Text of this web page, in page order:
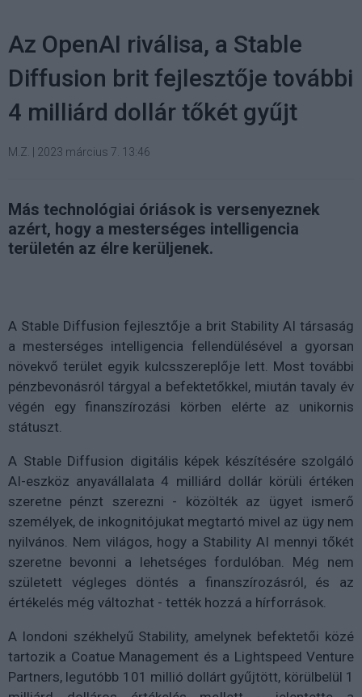
Az OpenAI riválisa, a Stable
Diffusion brit fejlesztője további
4 milliárd dollár tőkét gyűjt
M.Z. 2023 március 7. 13:46
Más technológiai óriások is versenyeznek
azért, hogy a mesterséges intelligencia
területén az élre kerüljenek.
A Stable Diffusion fejlesztője a brit Stability AI társaság
a mesterséges intelligencia fellendülésével a gyorsan
növekvő terület egyik kulcsszereplője lett. Most további
pénzbevonásról tárgyal a befektetőkkel, miután tavaly év
végén egy finanszírozási körben elérte az unikornis
státuszt.
A Stable Diffusion digitális képek készítésére szolgáló
AI-eszköz anyavállalata 4 milliárd dollár körüli értéken
szeretne pénzt szerezni - közölték az ügyet ismerő
személyek, de inkognitójukat megtartó mivel az ügy nem
nyilvános. Nem világos, hogy a Stability AI mennyi tőkét
szeretne bevonni a lehetséges fordulóban. Még nem
született végleges döntés a finanszírozásról, és az
értékelés még változhat - tették hozzá a hírforrások.
A londoni székhelyű Stability, amelynek befektetői közé
tartozik a Coatue Management és a Lightspeed Venture
Partners, legutóbb 101 millió dollárt gyűjtött, körülbelül 1